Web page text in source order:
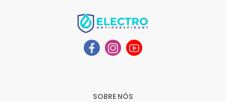
SOBRE NÓS